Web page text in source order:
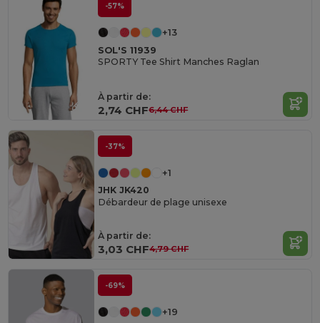
-57%
+13
SOL'S 11939
SPORTY Tee Shirt Manches Raglan
À partir de:
2,74 CHF6,44 CHF
-37%
+1
JHK JK420
Débardeur de plage unisexe
À partir de:
3,03 CHF4,79 CHF
-69%
+19